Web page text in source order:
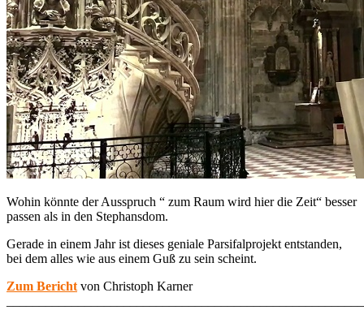
Wohin könnte der Ausspruch “ zum Raum wird hier die Zeit“ besser
passen als in den Stephansdom.
Gerade in einem Jahr ist dieses geniale Parsifalprojekt entstanden,
bei dem alles wie aus einem Guß zu sein scheint.
Zum Bericht von Christoph Karner